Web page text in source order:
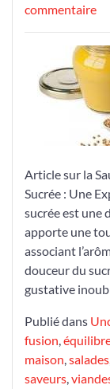
le
commentairesur
Article sur la
Sucrée : Une
sucrée est une
apporte une
associant
douceur du
gustative
Publié dans
fusion,
maison,salades
saveurs,